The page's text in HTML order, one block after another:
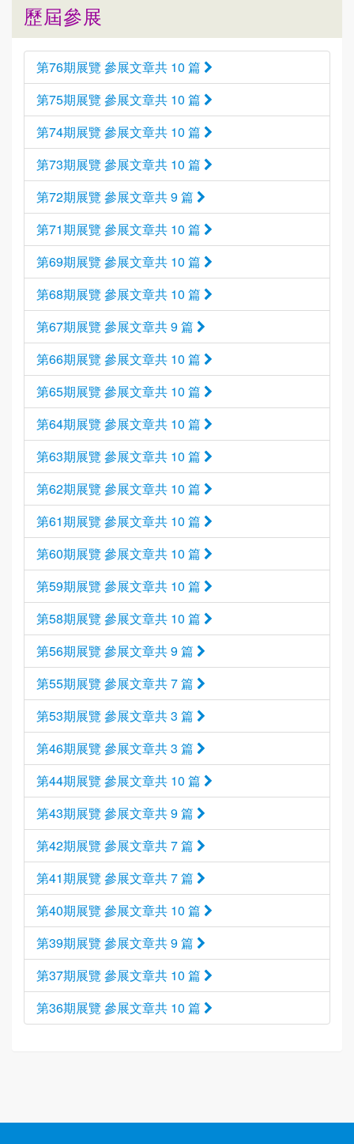
歷屆參展
第76期展覽 參展文章共 10 篇
第75期展覽 參展文章共 10 篇
第74期展覽 參展文章共 10 篇
第73期展覽 參展文章共 10 篇
第72期展覽 參展文章共 9 篇
第71期展覽 參展文章共 10 篇
第69期展覽 參展文章共 10 篇
第68期展覽 參展文章共 10 篇
第67期展覽 參展文章共 9 篇
第66期展覽 參展文章共 10 篇
第65期展覽 參展文章共 10 篇
第64期展覽 參展文章共 10 篇
第63期展覽 參展文章共 10 篇
第62期展覽 參展文章共 10 篇
第61期展覽 參展文章共 10 篇
第60期展覽 參展文章共 10 篇
第59期展覽 參展文章共 10 篇
第58期展覽 參展文章共 10 篇
第56期展覽 參展文章共 9 篇
第55期展覽 參展文章共 7 篇
第53期展覽 參展文章共 3 篇
第46期展覽 參展文章共 3 篇
第44期展覽 參展文章共 10 篇
第43期展覽 參展文章共 9 篇
第42期展覽 參展文章共 7 篇
第41期展覽 參展文章共 7 篇
第40期展覽 參展文章共 10 篇
第39期展覽 參展文章共 9 篇
第37期展覽 參展文章共 10 篇
第36期展覽 參展文章共 10 篇